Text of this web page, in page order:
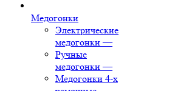
Медогонки
Электрические
медогонки —
Ручные
медогонки —
Медогонки 4-х